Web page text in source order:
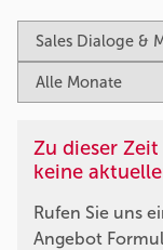
Zu dieser
keine
Rufen Sie uns
Angebot